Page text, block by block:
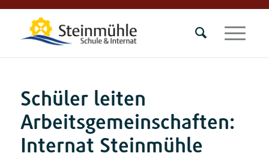
Schüler leiten
Arbeitsgemeinschaften:
Internat Steinmühle